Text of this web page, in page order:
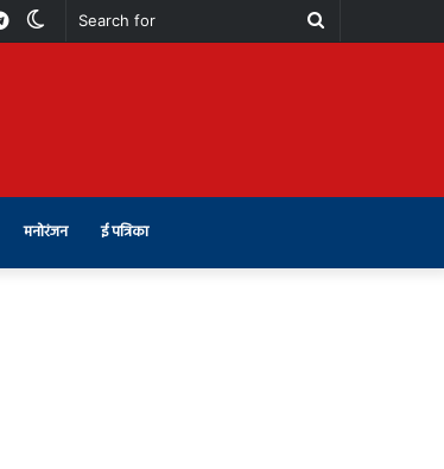
Search
Switch
Telegram
मनोरंजन ई पत्रिका